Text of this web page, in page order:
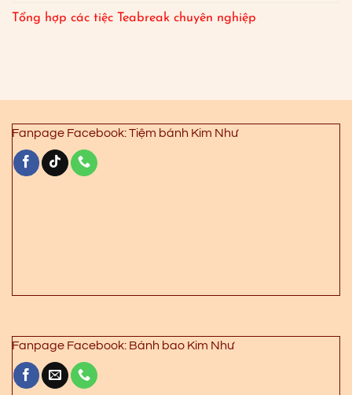
Tổng hợp các tiệc Teabreak chuyên nghiệp
Fanpage Facebook: Tiệm bánh Kim Như
Fanpage Facebook: Bánh bao Kim Như